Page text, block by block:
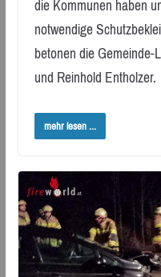
die Kommunen haben
notwendige
betonen die
und Reinhold Entholzer.
mehr lesen ...